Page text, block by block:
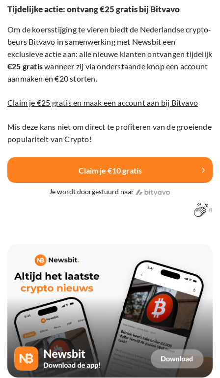
Tijdelijke actie: ontvang €25 gratis bij Bitvavo
Om de koersstijging te vieren biedt de Nederlandse crypto-
beurs Bitvavo in samenwerking met Newsbit een
exclusieve actie aan: alle nieuwe klanten ontvangen tijdelijk
€25 gratiswanneer zij via onderstaande knop een account
aanmaken en €20 storten.
Claim je €25 gratis en maak een account aan bij Bitvavo
Mis deze kans niet om direct te profiteren van de groeiende
populariteit van Crypto!
Claim je €10 gratis
Je wordt doorgestuurd naar
8